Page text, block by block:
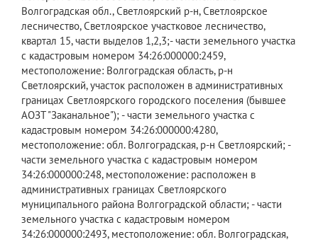
Волгоградская обл., Светлоярский р-н, Светлоярское
лесничество, Светлоярское участковое лесничество,
квартал 15, части выделов 1,2,3;- части земельного участка
с кадастровым номером 34:26:000000:2459,
местоположение: Волгоградская область, р-н
Светлоярский, участок расположен в административных
границах Светлоярского городского поселения (бывшее
АОЗТ "Заканальное"); - части земельного участка с
кадастровым номером 34:26:000000:4280,
местоположение: обл. Волгоградская, р-н Светлоярский; -
части земельного участка с кадастровым номером
34:26:000000:248, местоположение: расположен в
административных границах Светлоярского
муниципального района Волгоградской области; - части
земельного участка с кадастровым номером
34:26:000000:2493, местоположение: обл. Волгоградская,